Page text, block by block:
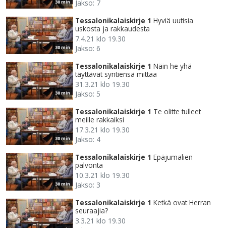
30 min Jakso: 7
30 min
Tessalonikalaiskirje 1 Hyviä uutisia
uskosta ja rakkaudesta
7.4.21 klo 19.30
Jakso: 6
30 min
Tessalonikalaiskirje 1 Näin he yhä
täyttävät syntiensä mittaa
31.3.21 klo 19.30
Jakso: 5
30 min
Tessalonikalaiskirje 1 Te olitte tulleet
meille rakkaiksi
17.3.21 klo 19.30
Jakso: 4
30 min
Tessalonikalaiskirje 1 Epäjumalien
palvonta
10.3.21 klo 19.30
Jakso: 3
Tessalonikalaiskirje 1 Ketkä ovat Herran
seuraajia?
3.3.21 klo 19.30